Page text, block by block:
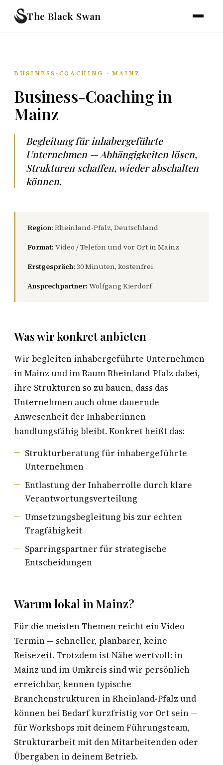
The Black Swan
BUSINESS-COACHING · MAINZ
Business-Coaching in
Mainz
Begleitung für inhabergeführte
Unternehmen — Abhängigkeiten lösen,
Strukturen schaffen, wieder abschalten
können.
Region: Rheinland-Pfalz, Deutschland
Format: Video / Telefon und vor Ort in Mainz
Erstgespräch: 30 Minuten, kostenfrei
Ansprechpartner: Wolfgang Kierdorf
Was wir konkret anbieten
Wir begleiten inhabergeführte Unternehmen
in Mainz und im Raum Rheinland-Pfalz dabei,
ihre Strukturen so zu bauen, dass das
Unternehmen auch ohne dauernde
Anwesenheit der Inhaber:innen
handlungsfähig bleibt. Konkret heißt das:
Strukturberatung für inhabergeführte
Unternehmen
Entlastung der Inhaberrolle durch klare
Verantwortungsverteilung
Umsetzungsbegleitung bis zur echten
Tragfähigkeit
Sparringspartner für strategische
Entscheidungen
Warum lokal in Mainz?
Für die meisten Themen reicht ein Video-
Termin — schneller, planbarer, keine
Reisezeit. Trotzdem ist Nähe wertvoll: in
Mainz und im Umkreis sind wir persönlich
erreichbar, kennen typische
Branchenstrukturen in Rheinland-Pfalz und
können bei Bedarf kurzfristig vor Ort sein —
für Workshops mit deinem Führungsteam,
Strukturarbeit mit den Mitarbeitenden oder
Übergaben in deinem Betrieb.